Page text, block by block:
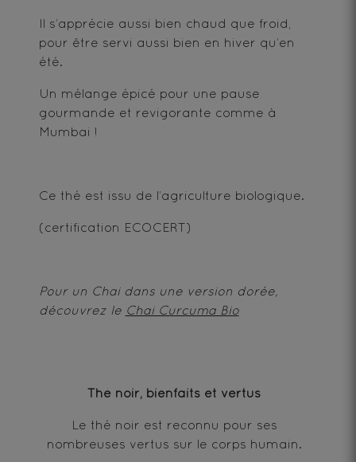
Il s’apprécie aussi bien chaud que froid,
pour être servi aussi bien en hiver qu’en
été.
Un mélange épicé pour une pause
gourmande et revigorante comme à
Mumbai !
Ce thé est issu de l’agriculture biologique.
(certification ECOCERT)
Pour un Chai dans une version dorée,
découvrez le Chai Curcuma Bio
Thé noir, bienfaits et vertus
Le thé noir est reconnu pour ses
nombreuses vertus sur le corps humain.